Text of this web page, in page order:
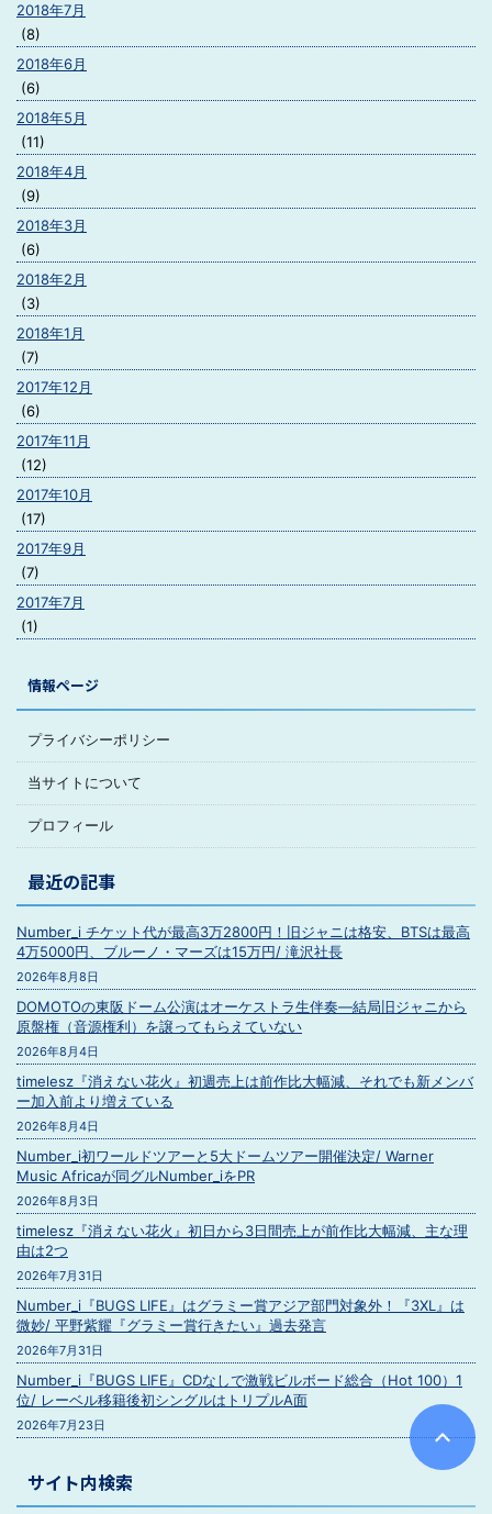
2018年7月
(8)
2018年6月
(6)
2018年5月
(11)
2018年4月
(9)
2018年3月
(6)
2018年2月
(3)
2018年1月
(7)
2017年12月
(6)
2017年11月
(12)
2017年10月
(17)
2017年9月
(7)
2017年7月
(1)
情報ページ
プライバシーポリシー
当サイトについて
プロフィール
最近の記事
Number_i チケット代が最高3万2800円！旧ジャニは格安、BTSは最高
4万5000円、ブルーノ・マーズは15万円/ 滝沢社長
2026年8月8日
DOMOTOの東阪ドーム公演はオーケストラ生伴奏―結局旧ジャニから
原盤権（音源権利）を譲ってもらえていない
2026年8月4日
timelesz『消えない花火』初週売上は前作比大幅減、それでも新メンバ
ー加入前より増えている
2026年8月4日
Number_i初ワールドツアーと5大ドームツアー開催決定/ Warner
Music Africaが同グルNumber_iをPR
2026年8月3日
timelesz『消えない花火』初日から3日間売上が前作比大幅減、主な理
由は2つ
2026年7月31日
Number_i『BUGS LIFE』はグラミー賞アジア部門対象外！『3XL』は
微妙/ 平野紫耀『グラミー賞行きたい』過去発言
2026年7月31日
Number_i『BUGS LIFE』CDなしで激戦ビルボード総合（Hot 100）1
位/ レーベル移籍後初シングルはトリプルA面
2026年7月23日
サイト内検索